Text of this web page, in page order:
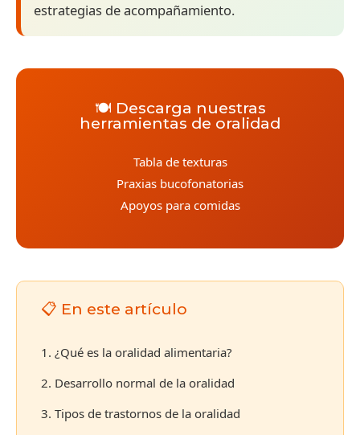
estrategias de acompañamiento.
🍽️ Descarga nuestras
herramientas de oralidad
Tabla de texturas
Praxias bucofonatorias
Apoyos para comidas
📋 En este artículo
1. ¿Qué es la oralidad alimentaria?
2. Desarrollo normal de la oralidad
3. Tipos de trastornos de la oralidad